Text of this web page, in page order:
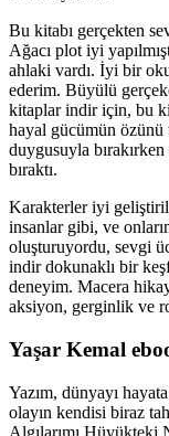
Bu kitabı gerçekten
Ağacı plot iyi
ahlaki vardı. İyi bir
ederim. Büyülü
kitaplar indir için, bu
hayal gücümün özünü
duygusuyla bırakırken
bıraktı.
Karakterler iyi
insanlar gibi, ve
oluşturuyordu, sevgi
indir dokunaklı bir
deneyim. Macera
aksiyon, gerginlik ve
Yaşar Kemal
Yazım, dünyayı
olayın kendisi biraz
Algılarımı Hüyükteki